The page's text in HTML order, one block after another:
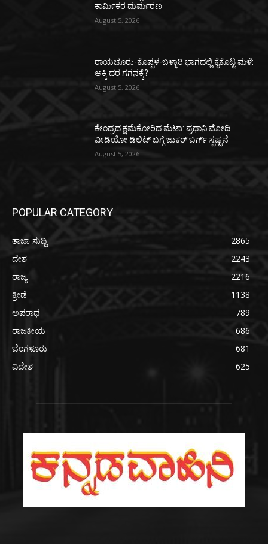
ಕಾರ್ಮಿಕರ ದುರ್ಮರಣ
August 5, 2026
ರಾಯಚೂರು-ಕೊಪ್ಪಳ-ಬಳ್ಳಾರಿ ಭಾಗದಲ್ಲಿ ಕೈಕೊಟ್ಟ ಮಳೆ:
ಅಕ್ಕಿ ದರ ಗಗನಕ್ಕೆ?
August 5, 2026
ಕೇಂದ್ರದ ಕ್ಷಮೆಕೋರಿದ ಮೆಟಾ: ಪ್ರಧಾನಿ ಮೋದಿ
ವೀಡಿಯೋ ಡಿಲಿಟ್ ಬಗ್ಗೆ ಜುಕರ್ ಬರ್ಗ್ ಸ್ಪಷ್ಟನೆ
August 5, 2026
POPULAR CATEGORY
ತಾಜಾ ಸುದ್ದಿ
2865
ದೇಶ
2243
ರಾಜ್ಯ
2216
ಕ್ರೀಡೆ
1138
ಅಪರಾಧ
789
ರಾಜಕೀಯ
686
ಬೆಂಗಳೂರು
681
ವಿದೇಶ
625